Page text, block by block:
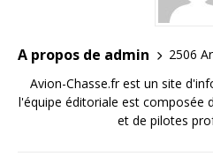
A propos de admin
2506
Avion-Chasse.fr est un site
l'équipe éditoriale est composée
et de pilotes